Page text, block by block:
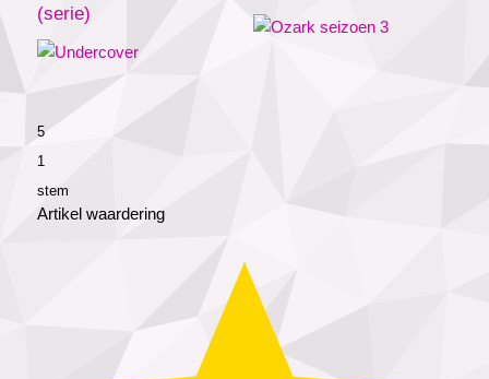
(serie)
5
1
stem
Artikel waardering